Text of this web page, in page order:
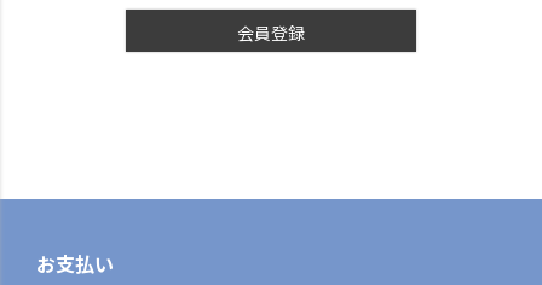
会員登録
お支払い